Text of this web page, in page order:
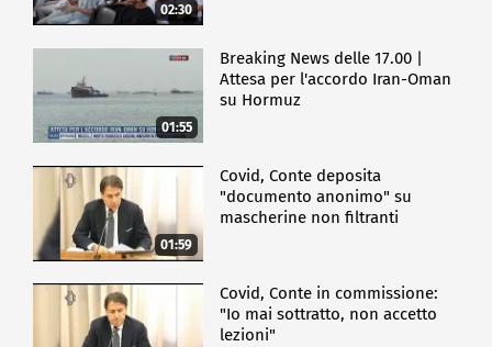
02:30
01:55
Breaking News delle 17.00 |
Attesa per l'accordo Iran-Oman
su Hormuz
01:59
Covid, Conte deposita
"documento anonimo" su
mascherine non filtranti
Covid, Conte in commissione:
"Io mai sottratto, non accetto
lezioni"